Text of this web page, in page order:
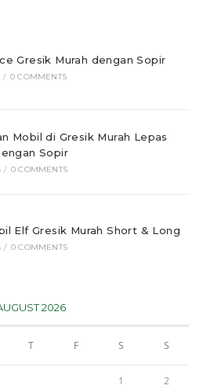
Gresik Murah dengan Sopir
/ 0 COMMENTS
Mobil di Gresik Murah Lepas
Sopir
/ 0 COMMENTS
Elf Gresik Murah Short & Long
/ 0 COMMENTS
2026
T F S S
1 2